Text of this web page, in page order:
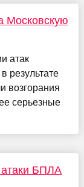
Московскую
атак
результате
возгорания
серьезные
атаки БПЛА